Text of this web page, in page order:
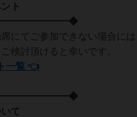
ト
にてご参加できない場合に
検討頂けると幸いです。
一覧 👈
て